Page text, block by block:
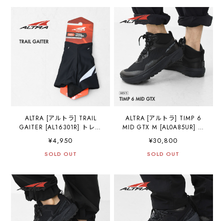
ALTRA [アルトラ] TRAIL
GAITER [AL16301R] トレイ
リー・ロードランニング・
トレイルラン・ハイキン
ー・MEN'S/LADY'S
[2026SS]
¥4,950
SOLD OUT
ALTRA [アルトラ] TIMP 6
MID GTX M [AL0A85UR] テ
ズ・ロングハイク・ロード
ランニング・トレイルラ
ーズ・MEN'S [2026SS]
¥30,800
SOLD OUT